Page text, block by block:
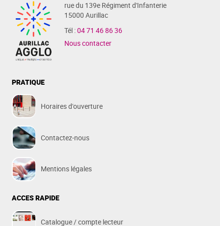
rue du 139e Régiment d'Infanterie
15000 Aurillac
Tél :04 71 46 86 36
Nous contacter
PRATIQUE
Horaires d'ouverture
Contactez-nous
Mentions légales
ACCES RAPIDE
Catalogue / compte lecteur